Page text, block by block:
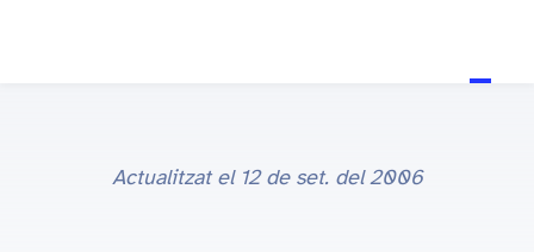
Actualitzat el 12 de set. del 2006